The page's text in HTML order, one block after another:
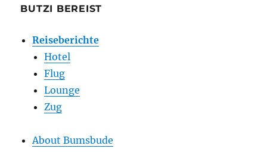
BUTZI BEREIST
Reiseberichte
Hotel
Flug
Lounge
Zug
About Bumsbude